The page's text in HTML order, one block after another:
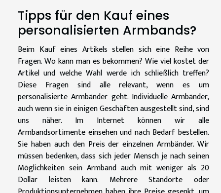
Tipps für den Kauf eines
personalisierten Armbands?
Beim Kauf eines Artikels stellen sich eine Reihe von
Fragen. Wo kann man es bekommen? Wie viel kostet der
Artikel und welche Wahl werde ich schließlich treffen?
Diese Fragen sind alle relevant, wenn es um
personalisierte Armbänder geht. Individuelle Armbänder,
auch wenn sie in einigen Geschäften ausgestellt sind, sind
uns näher. Im Internet können wir alle
Armbandsortimente einsehen und nach Bedarf bestellen.
Sie haben auch den Preis der einzelnen Armbänder. Wir
müssen bedenken, dass sich jeder Mensch je nach seinen
Möglichkeiten sein Armband auch mit weniger als 20
Dollar leisten kann. Mehrere Standorte oder